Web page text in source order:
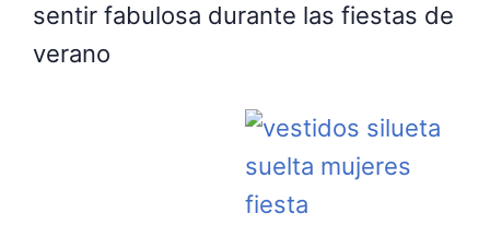
sentir fabulosa durante las fiestas de
verano